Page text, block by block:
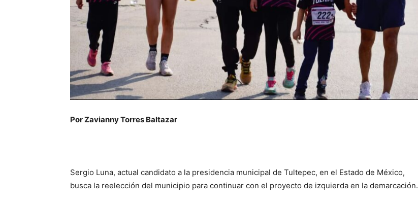
Por Zavianny Torres Baltazar
Sergio Luna, actual candidato a la presidencia municipal de Tultepec, en el Estado de México,
busca la reelección del municipio para continuar con el proyecto de izquierda en la demarcación.